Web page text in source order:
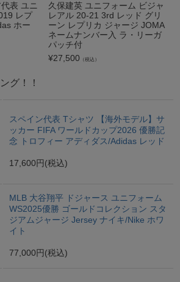
表 ユニ
レプ
ホー
久保建英 ユニフォーム ビジャ
レアル 20-21 3rd レッド グリ
ーン レプリカ ジャージ JOMA
ネームナンバー入 ラ・リーガ
パッチ付
¥27,500 （税込）
グ！！
スペイン代表 Tシャツ 【海外モデル】サ
ッカー FIFA ワールドカップ2026 優勝記
念 トロフィー アディダス/Adidas レッド
17,600円 (税込)
MLB 大谷翔平 ドジャース ユニフォーム
WS2025優勝 ゴールドコレクション スタ
ジアムジャージ Jersey ナイキ/Nike ホワ
イト
77,000円 (税込)